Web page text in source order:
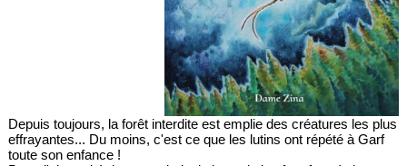
Depuis toujours, la forêt interdite est emplie des créatures les plus
effrayantes... Du moins, c'est ce que les lutins ont répété à Garf
toute son enfance !